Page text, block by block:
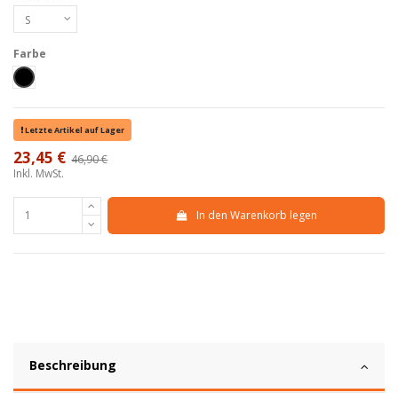
Farbe
Nero
Letzte Artikel auf Lager
23,45 € 46,90 €
Inkl. MwSt.
In den Warenkorb legen
Beschreibung